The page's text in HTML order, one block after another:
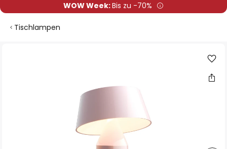
WOW Week:Bis zu -70%
Tischlampen